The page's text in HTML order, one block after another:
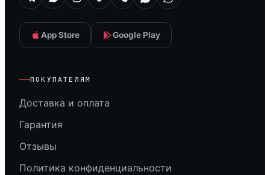
App Store Google Play
ПОКУПАТЕЛЯМ
Доставка и оплата
Гарантия
Отзывы
Политика конфиденциальности